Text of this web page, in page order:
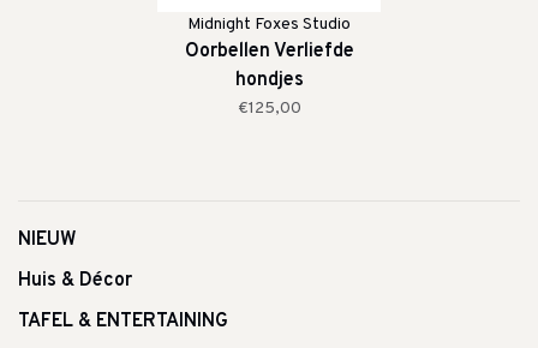
Midnight Foxes Studio
Oorbellen Verliefde
hondjes
€125,00
NIEUW
Huis & Décor
TAFEL & ENTERTAINING